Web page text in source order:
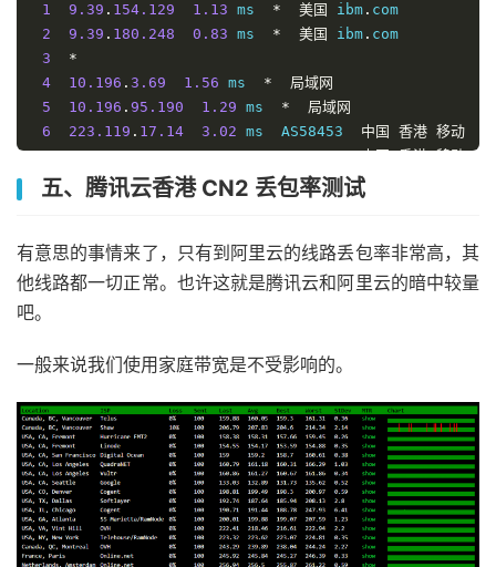
1
9.39 . 154.129 1.13 ms * 美国 ibm . com
2
9.39 . 180.248 0.83 ms * 美国 ibm . com
3
*
4
10.196 . 3.69 1.56 ms *
局域网
5
10.196 . 95.190 1.29 ms *
局域网
6
223.119 . 17.14 3.02 ms  AS58453 中国 香港 移动
7
223.118.2.177 7.10 ms  AS58453 中国 香港 移动
8
223.120 .2.2 8.62 ms  AS58453 中国
11
221.183.68.138 55.78 ms  AS9808 中国 广东 移动
12
221.176. 18.14 92.08 ms  AS9808 中国 四川 成都 移
14
16
*
17
*
18
*
19
*
20
183.221 253.100 91.71 ms  AS9808 中国 四川 成都
五、腾讯云香港 CN2 丢包率测试
有意思的事情来了，只有到阿里云的线路丢包率非常高，其
他线路都一切正常。也许这就是腾讯云和阿里云的暗中较量
吧。
一般来说我们使用家庭带宽是不受影响的。